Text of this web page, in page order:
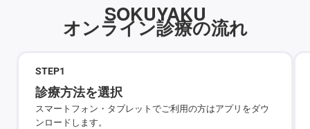
SOKUYAKU
オンライン診療の流れ
STEP1
診療方法を選択
スマートフォン・タブレットでご利用の方はアプリをダウ
ンロードします。